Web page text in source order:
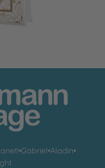
•Gabriel•Aladin•